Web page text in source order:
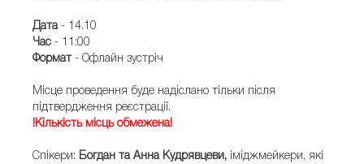
Дата- 14.10
Час - 11:00
Формат- Офлайн зустріч
Місце проведення буде надіслано тільки після
підтвердження реєстрації.
!Кількість місць обмежена!
Спікери: Богдан та Анна Кудрявцеви, іміджмейкери, які